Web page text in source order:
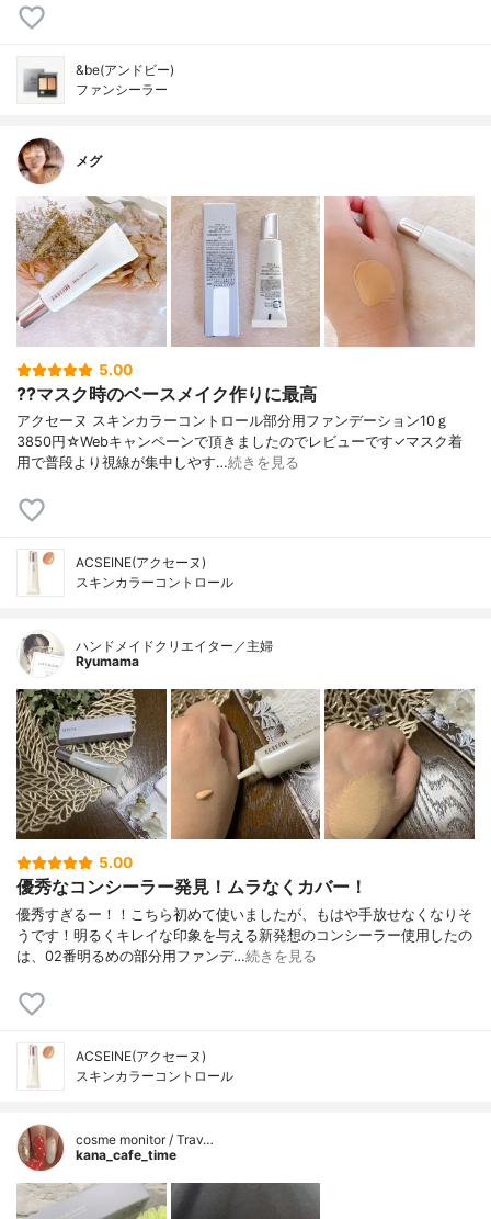
&be(アンドビー)
ファンシーラー
メグ
5.00
??マスク時のベースメイク作りに最高
アクセーヌ スキンカラーコントロール部分用ファンデーション10ｇ
3850円☆Webキャンペーンで頂きましたのでレビューです✓マスク着
用で普段より視線が集中しやす…続きを見る
ACSEINE(アクセーヌ)
スキンカラーコントロール
ハンドメイドクリエイター／主婦
Ryumama
5.00
優秀なコンシーラー発見！ムラなくカバー！
優秀すぎるー！！こちら初めて使いましたが、もはや手放せなくなりそ
うです！明るくキレイな印象を与える新発想のコンシーラー使用したの
は、02番明るめの部分用ファンデ…続きを見る
ACSEINE(アクセーヌ)
スキンカラーコントロール
cosme monitor / Trav…
kana_cafe_time